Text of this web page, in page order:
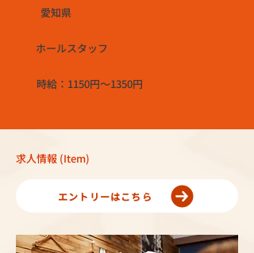
愛知県
ホールスタッフ
時給：1150円～1350円
求人情報 (Item)
エントリーはこちら